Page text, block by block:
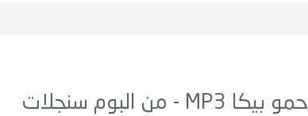
حمو بيكا سنجلات